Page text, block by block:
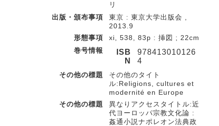
リ
出版・頒布事項
東京 : 東京大学出版会 ,
2013.9
形態事項
xi, 538, 83p : 挿図 ; 22cm
巻号情報
ISB
N
978413010126
4
その他の標題
その他のタイト
ル:Religions, cultures et
modernité en Europe
その他の標題
異なりアクセスタイトル:近
代ヨーロッパ宗教文化論 :
姦通小説ナポレオン法典政